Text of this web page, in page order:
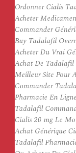
Ordonner Cialis
Acheter
Commander
Buy Tadalafil
Acheter Du Vrai
Achat De Tadalafil
Meilleur Site Pour
Commander
Pharmacie En
Tadalafil
Cialis 20 mg Le
Achat Générique
Tadalafil